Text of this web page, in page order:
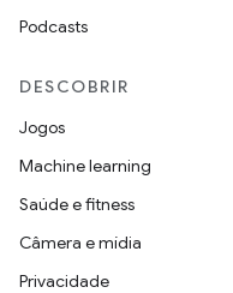
Podcasts
DESCOBRIR
Jogos
Machine learning
Saúde e fitness
Câmera e mídia
Privacidade